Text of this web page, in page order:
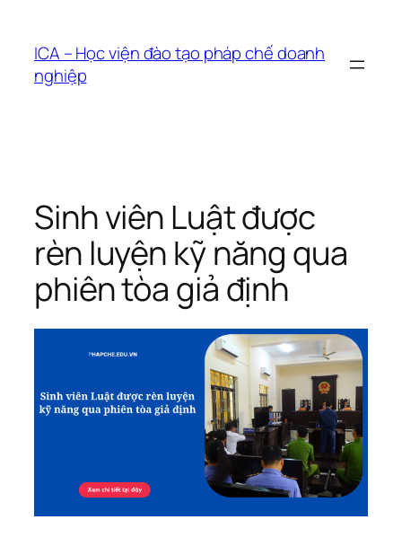
phầnICA – Học viện đào tạo pháp chế doanh
nghiệp
Sinh viên Luật được
rèn luyện kỹ năng qua
phiên tòa giả định